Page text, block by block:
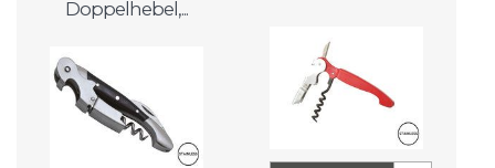
Doppelhebel,...